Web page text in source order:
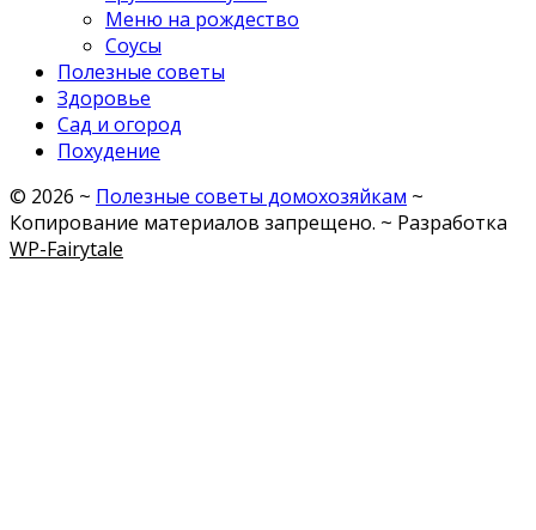
Меню на рождество
Соусы
Полезные советы
Здоровье
Сад и огород
Похудение
© 2026 ~ Полезные советы домохозяйкам ~
Копирование материалов запрещено. ~ Разработка
WP-Fairytale